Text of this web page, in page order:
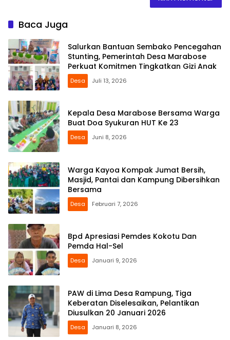
Baca Juga
Salurkan Bantuan Sembako Pencegahan
Stunting, Pemerintah Desa Marabose
Perkuat Komitmen Tingkatkan Gizi Anak
Desa Juli 13, 2026
Kepala Desa Marabose Bersama Warga
Buat Doa Syukuran HUT Ke 23
Desa Juni 8, 2026
Warga Kayoa Kompak Jumat Bersih,
Masjid, Pantai dan Kampung Dibersihkan
Bersama
Desa Februari 7, 2026
Bpd Apresiasi Pemdes Kokotu Dan
Pemda Hal-Sel
Desa Januari 9, 2026
PAW di Lima Desa Rampung, Tiga
Keberatan Diselesaikan, Pelantikan
Diusulkan 20 Januari 2026
Desa Januari 8, 2026